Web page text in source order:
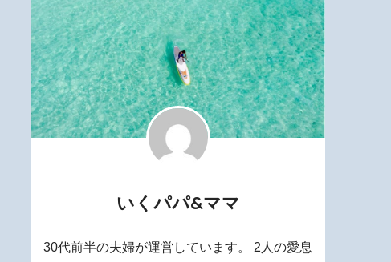
いくパパ&ママ
30代前半の夫婦が運営しています。 2人の愛息